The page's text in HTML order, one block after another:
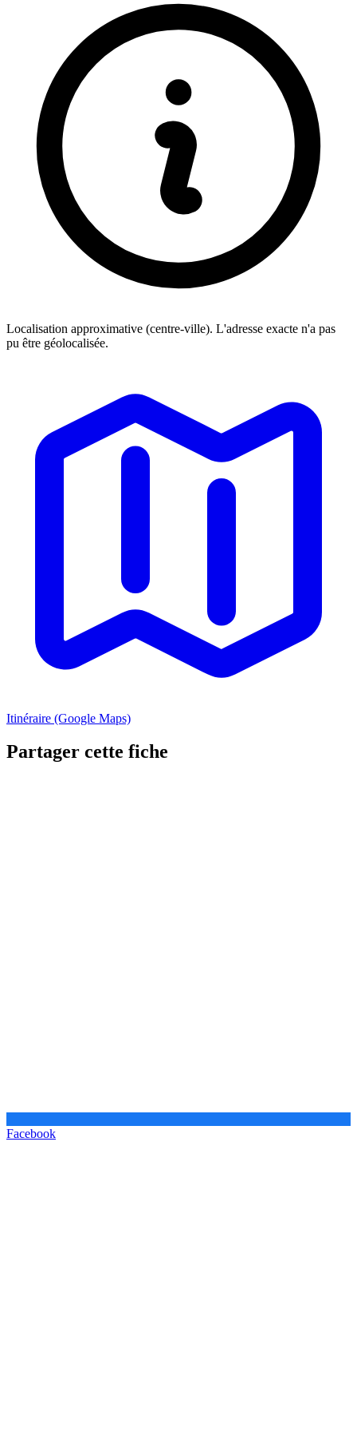
Localisation approximative (centre-ville). L'adresse exacte n'a pas
pu être géolocalisée.
Itinéraire (Google Maps)
Partager cette fiche
Facebook